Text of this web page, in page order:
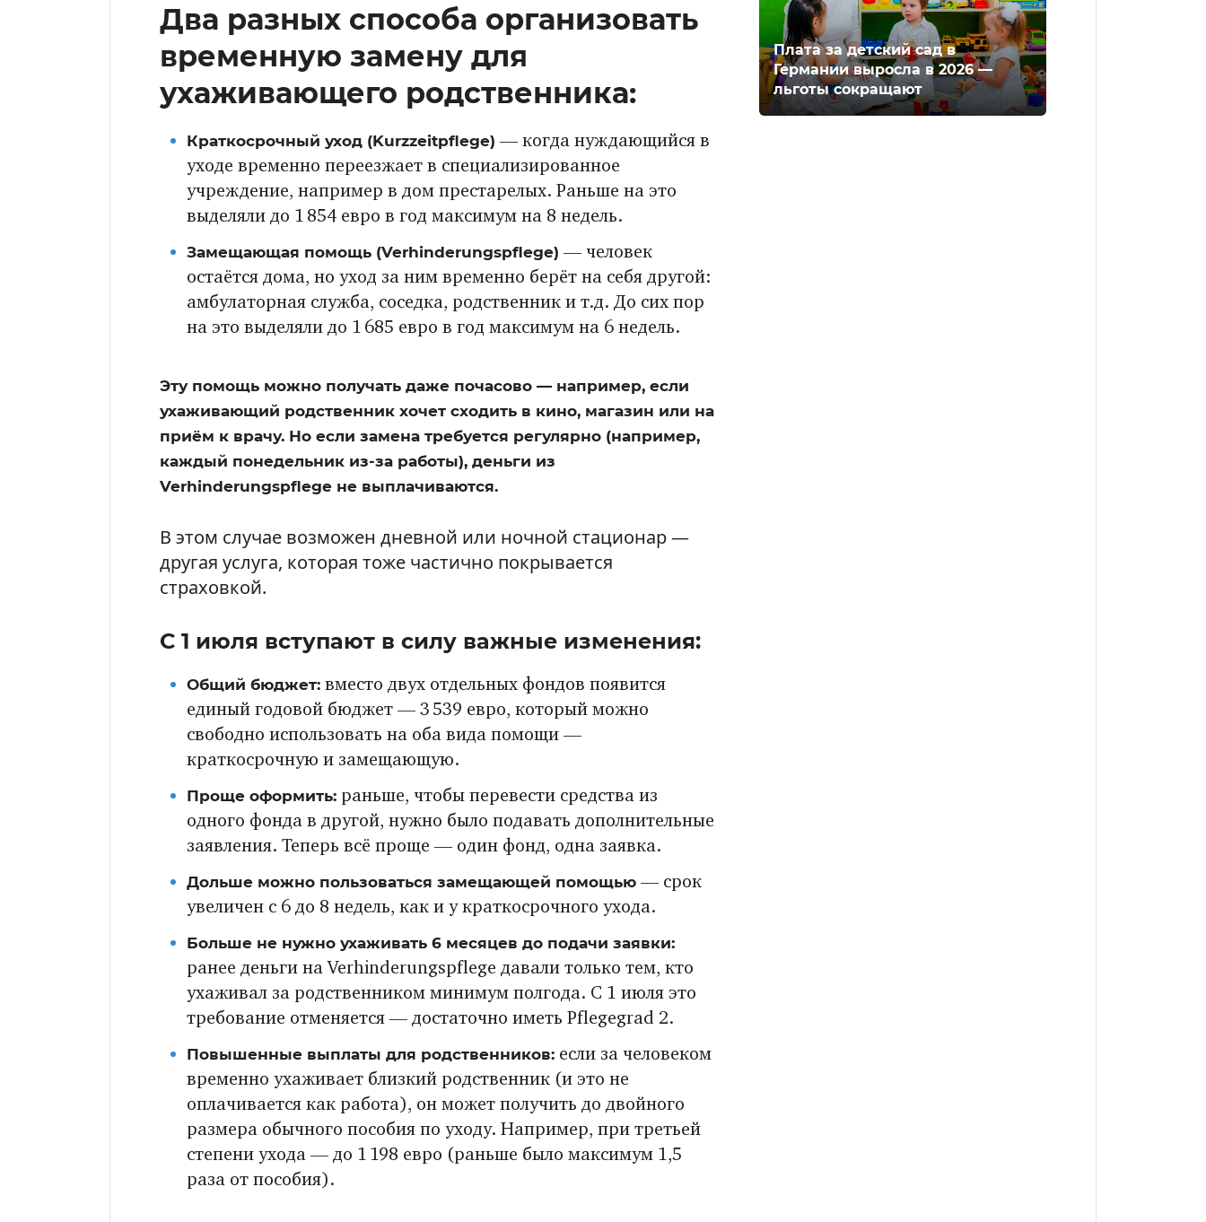
Два разных способа организовать
временную замену для
ухаживающего родственника:
Краткосрочный уход (Kurzzeitpflege) — когда нуждающийся в
уходе временно переезжает в специализированное
учреждение, например в дом престарелых. Раньше на это
выделяли до 1 854 евро в год максимум на 8 недель.
Замещающая помощь (Verhinderungspflege) — человек
остаётся дома, но уход за ним временно берёт на себя другой:
амбулаторная служба, соседка, родственник и т.д. До сих пор
на это выделяли до 1 685 евро в год максимум на 6 недель.
Эту помощь можно получать даже почасово — например, если
ухаживающий родственник хочет сходить в кино, магазин или на
приём к врачу. Но если замена требуется регулярно (например,
каждый понедельник из-за работы), деньги из
Verhinderungspflege не выплачиваются.
В этом случае возможен дневной или ночной стационар —
другая услуга, которая тоже частично покрывается
страховкой.
С 1 июля вступают в силу важные изменения:
Общий бюджет: вместо двух отдельных фондов появится
единый годовой бюджет — 3 539 евро, который можно
свободно использовать на оба вида помощи —
краткосрочную и замещающую.
Проще оформить: раньше, чтобы перевести средства из
одного фонда в другой, нужно было подавать дополнительные
заявления. Теперь всё проще — один фонд, одна заявка.
Дольше можно пользоваться замещающей помощью — срок
увеличен с 6 до 8 недель, как и у краткосрочного ухода.
Больше не нужно ухаживать 6 месяцев до подачи заявки:
ранее деньги на Verhinderungspflege давали только тем, кто
ухаживал за родственником минимум полгода. С 1 июля это
требование отменяется — достаточно иметь Pflegegrad 2.
Повышенные выплаты для родственников: если за человеком
временно ухаживает близкий родственник (и это не
оплачивается как работа), он может получить до двойного
размера обычного пособия по уходу. Например, при третьей
степени ухода — до 1 198 евро (раньше было максимум 1,5
раза от пособия).
Плата за детский сад в
Германии выросла в 2026 —
льготы сокращают